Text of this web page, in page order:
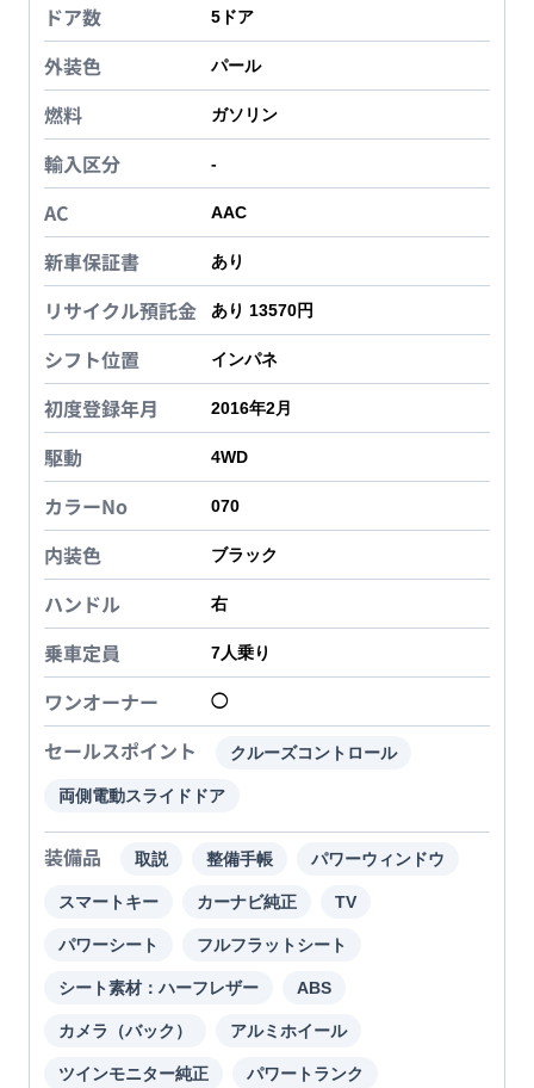
ドア数 5 ドア
外装色 パール
燃料 ガソリン
輸入区分 -
AC AAC
新車保証書 あり
リサイクル預託金 あり 13570円
シフト位置 インパネ
初度登録年月 2016年2月
駆動 4WD
カラーNo 070
内装色 ブラック
ハンドル 右
乗車定員 7人乗り
ワンオーナー ◯
セールスポイント クルーズコントロール
両側電動スライドドア
装備品 取説 整備手帳 パワーウィンドウ
スマートキー カーナビ純正 TV
パワーシート フルフラットシート
シート素材：ハーフレザー ABS
カメラ（バック） アルミホイール
ツインモニター純正 パワートランク